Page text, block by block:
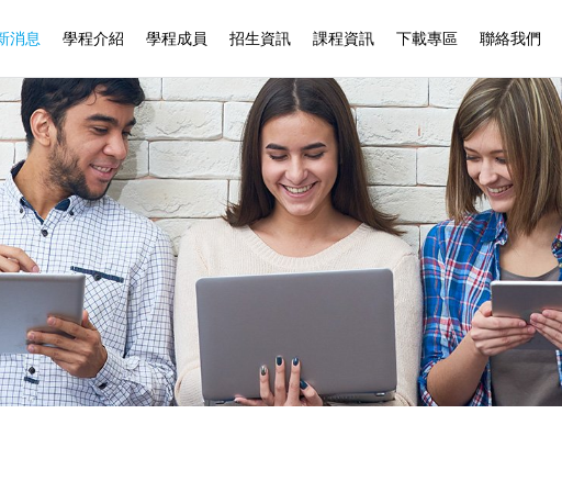
消息 學程介紹 學程成員 招生資訊 課程資訊 下載專區 聯絡我們